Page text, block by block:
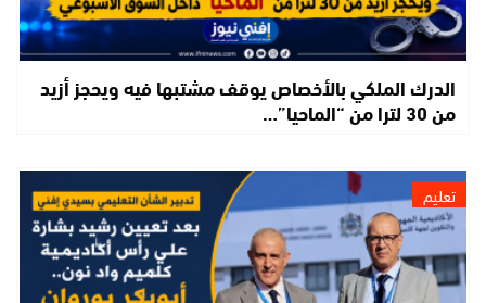
الدرك الملكي بالأخصاص يوقف مشتبها فيه ويحجز أزيد
من 30 لترا من “الماحيا”…
تعليم